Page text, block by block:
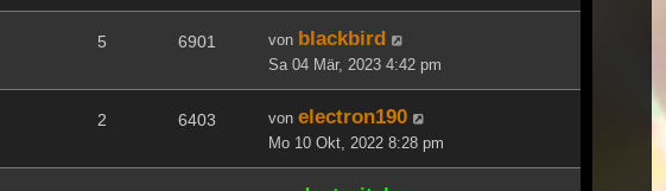
5 6901 von blackbird
Sa 04 Mär, 2023 4:42 pm
2 6403 von electron190
Mo 10 Okt, 2022 8:28 pm